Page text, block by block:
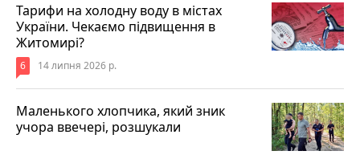
Тарифи на холодну воду в містах
України. Чекаємо підвищення в
Житомирі?
6 14 липня 2026 р.
Маленького хлопчика, який зник
учора ввечері, розшукали